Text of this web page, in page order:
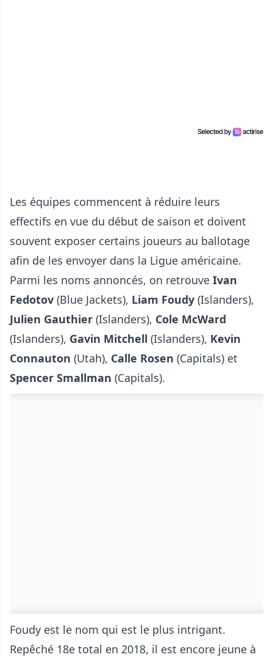
Les équipes commencent à réduire leurs
effectifs en vue du début de saison et doivent
souvent exposer certains joueurs au ballotage
afin de les envoyer dans la Ligue américaine.
Parmi les noms annoncés, on retrouve Ivan
Fedotov (Blue Jackets), Liam Foudy (Islanders),
Julien Gauthier (Islanders), Cole McWard
(Islanders), Gavin Mitchell (Islanders), Kevin
Connauton (Utah), Calle Rosen (Capitals) et
Spencer Smallman (Capitals).
Foudy est le nom qui est le plus intrigant.
Repêché 18e total en 2018, il est encore jeune à